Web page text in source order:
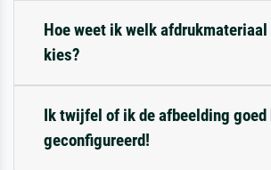
Hoe weet ik welk
kies?
Ik twijfel of ik de afbeelding goed
geconfigureerd!